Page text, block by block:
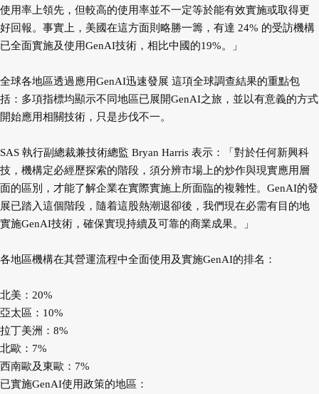
使用率上領先，但較高的使用率並不一定等於能有效實施或取得更
好回報。事實上，美國在這方面則略勝一籌，有達 24% 的受訪機構
已全面實施及使用GenAI技術，相比中國的19%。」
全球各地區透過應用GenAI迅速發展 這項全球調查結果的重點包
括：多項指標均顯示不同地區已展開GenAI之旅，並以有意義的方式
開始應用相關技術，只是步伐不一。
SAS 執行副總裁兼技術總監 Bryan Harris 表示：「對於任何新興科
技，機構定必經歷探索的階段，須分辨市場上的炒作與現實應用層
面的區別，才能了解企業在實際實施上所面臨的複雜性。GenAI的發
展已踏入這個階段，隨着這股熱潮退卻後，我們現在必需有目的地
實施GenAI技術，確保實現持續及可靠的商業成果。」
各地區機構在其營運流程中全面使用及實施GenAI的排名：
北美：20%
亞太區：10%
拉丁美洲：8%
北歐：7%
西南歐及東歐：7%
已實施GenAI使用政策的地區：